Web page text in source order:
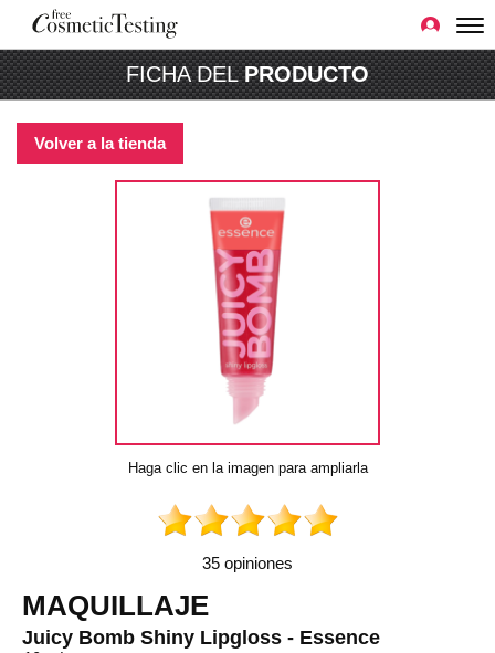
FICHA DELPRODUCTO
Volver a la tienda
Haga clic en la imagen para ampliarla
35 opiniones
MAQUILLAJE
Juicy Bomb Shiny Lipgloss - Essence